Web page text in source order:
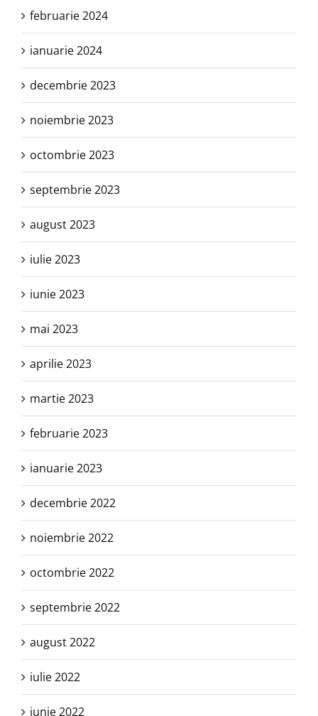
februarie 2024
ianuarie 2024
decembrie 2023
noiembrie 2023
octombrie 2023
septembrie 2023
august 2023
iulie 2023
iunie 2023
mai 2023
aprilie 2023
martie 2023
februarie 2023
ianuarie 2023
decembrie 2022
noiembrie 2022
octombrie 2022
septembrie 2022
august 2022
iulie 2022
iunie 2022